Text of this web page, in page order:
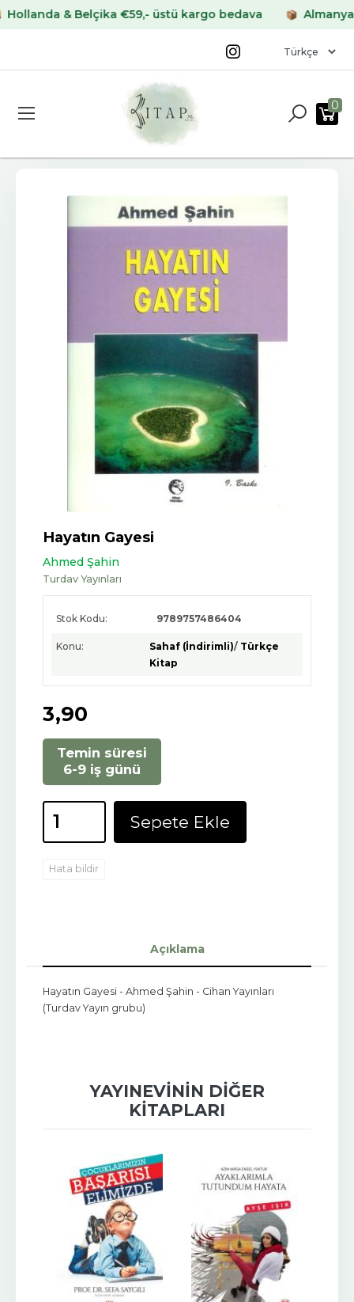
& Belçika €59,- üstü kargo bedava Almanya &
0
Hayatın Gayesi
Ahmed Şahin
Turdav Yayınları
Stok Kodu: 9789757486404
Konu: Sahaf (İndirimli)/ Türkçe
Kitap
3,90
Temin süresi
6-9 iş günü
Sepete Ekle
Hata bildir
Açıklama
Hayatın Gayesi - Ahmed Şahin - Cihan Yayınları
(Turdav Yayın grubu)
YAYINEVININ DIĞER
KITAPLARI